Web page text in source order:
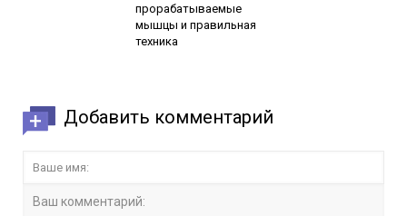
прорабатываемые
мышцы и правильная
техника
Добавить комментарий